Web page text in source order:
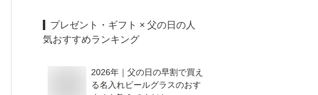
プレゼント・ギフト × 父の日 の人
気おすすめランキング
2026年｜父の日の早割で買え
る名入れビールグラスのおす